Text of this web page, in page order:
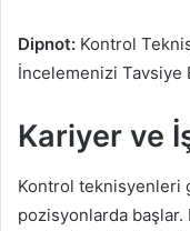
Dipnot: Kontrol
İncelemenizi Tavsiye
Kariyer ve
Kontrol teknisyenleri
pozisyonlarda